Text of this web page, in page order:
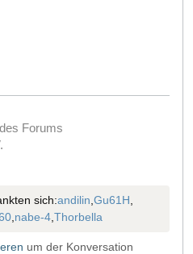
Forums
sich:andilin Gu61H
nabe-4 Thorbella
um der Konversation